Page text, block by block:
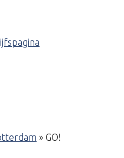
» GO!